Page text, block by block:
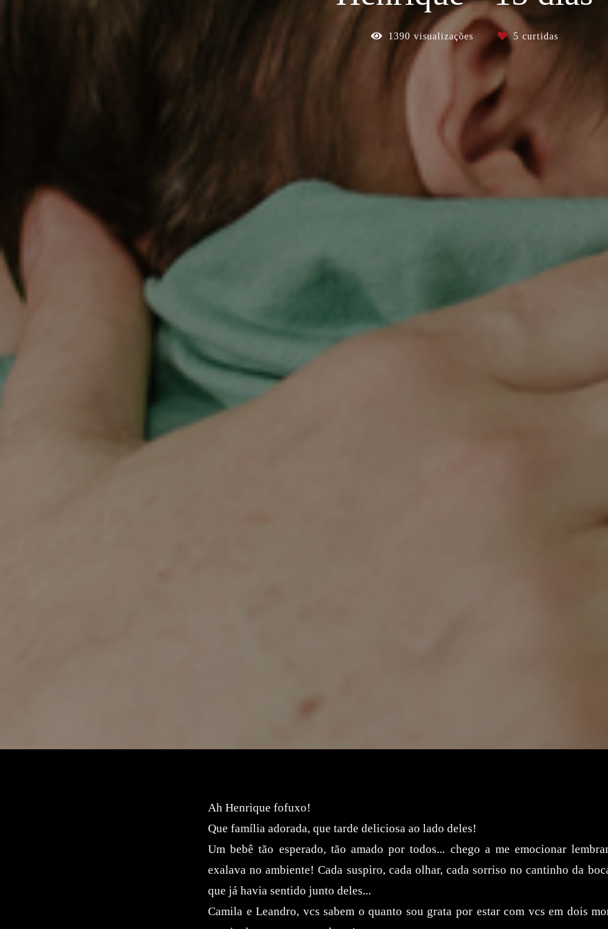
1390 visualizações 5 curtidas
Ah Henrique fofuxo!
Que família adorada, que tarde deliciosa ao lado deles!
Um bebê tão esperado, tão amado por todos... chego a me emocionar
exalava no ambiente! Cada suspiro, cada olhar, cada sorriso no cantinho da
que já havia sentido junto deles...
Camila e Leandro, vcs sabem o quanto sou grata por estar com vcs em dois